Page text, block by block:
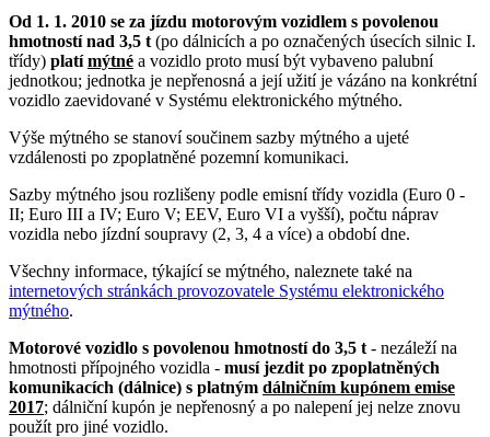
Od 1. 1. 2010 se za jízdu motorovým vozidlem s povolenou
hmotností nad 3,5 t (po dálnicích a po označených úsecích silnic I.
třídy) platímýtné a vozidlo proto musí být vybaveno palubní
jednotkou; jednotka je nepřenosná a její užití je vázáno na konkrétní
vozidlo zaevidované v Systému elektronického mýtného.
Výše mýtného se stanoví součinem sazby mýtného a ujeté
vzdálenosti po zpoplatněné pozemní komunikaci.
Sazby mýtného jsou rozlišeny podle emisní třídy vozidla (Euro 0 -
II; Euro III a IV; Euro V; EEV, Euro VI a vyšší), počtu náprav
vozidla nebo jízdní soupravy (2, 3, 4 a více) a období dne.
Všechny informace, týkající se mýtného, naleznete také na
internetových stránkách provozovatele Systému elektronického
mýtného.
Motorové vozidlo s povolenou hmotností do 3,5 t - nezáleží na
hmotnosti přípojného vozidla - musí jezdit po zpoplatněných
komunikacích (dálnice) s platným dálničním kupónem emise
2017; dálniční kupón je nepřenosný a po nalepení jej nelze znovu
použít pro jiné vozidlo.